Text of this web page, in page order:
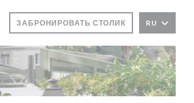
ЗАБРОНИРОВАТЬ СТОЛИК RU